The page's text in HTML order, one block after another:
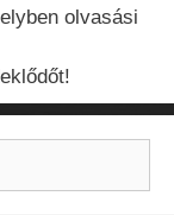
olvasási